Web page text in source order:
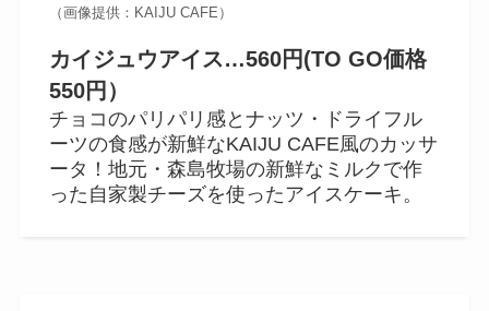
（画像提供：KAIJU CAFE）
カイジュウアイス…560円(TO GO価格
550円）
チョコのパリパリ感とナッツ・ドライフル
ーツの食感が新鮮なKAIJU CAFE風のカッサ
ータ！地元・森島牧場の新鮮なミルクで作
った自家製チーズを使ったアイスケーキ。